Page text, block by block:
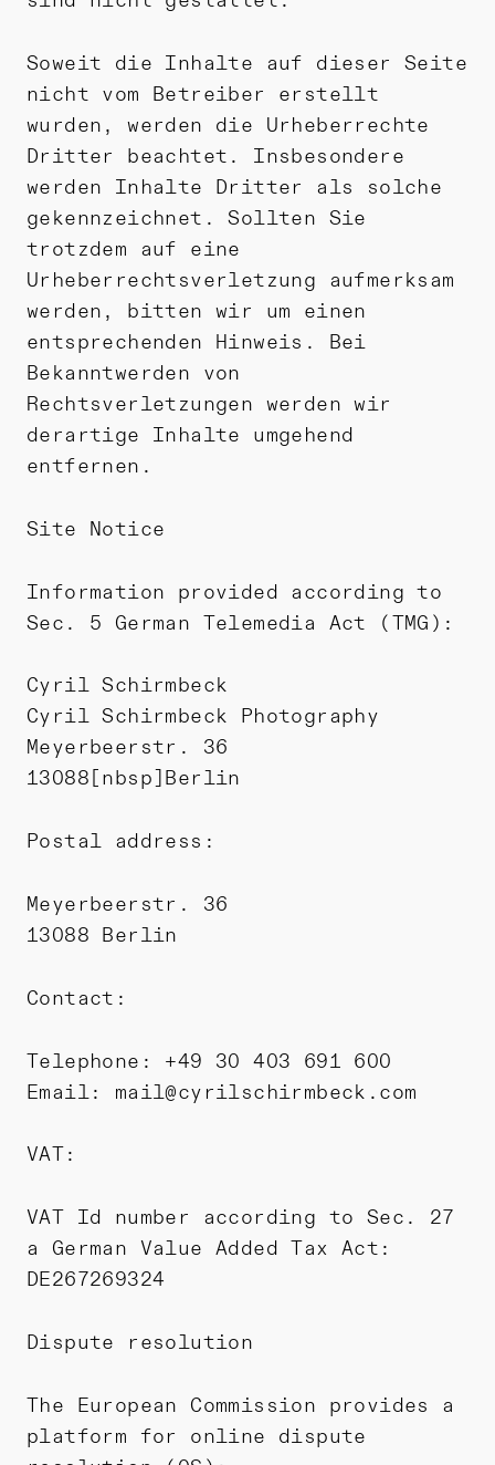
Soweit die Inhalte auf dieser Seite
nicht vom Betreiber erstellt
wurden, werden die Urheberrechte
Dritter beachtet. Insbesondere
werden Inhalte Dritter als solche
gekennzeichnet. Sollten Sie
trotzdem auf eine
Urheberrechtsverletzung aufmerksam
werden, bitten wir um einen
entsprechenden Hinweis. Bei
Bekanntwerden von
Rechtsverletzungen werden wir
derartige Inhalte umgehend
entfernen.
Site Notice
Information provided according to
Sec. 5 German Telemedia Act (TMG):
Cyril Schirmbeck
Cyril Schirmbeck Photography
Meyerbeerstr. 36
13088[nbsp]Berlin
Postal address:
Meyerbeerstr. 36
13088 Berlin
Contact:
Telephone: +49 30 403 691 600
Email: mail@cyrilschirmbeck.com
VAT:
VAT Id number according to Sec. 27
a German Value Added Tax Act:
DE267269324
Dispute resolution
The European Commission provides a
platform for online dispute